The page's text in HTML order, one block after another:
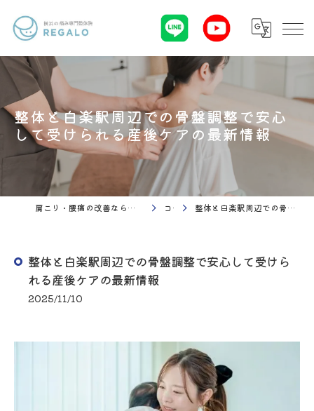
整体と白楽駅周辺での骨盤調整で安心
して受けられる産後ケアの最新情報
肩こり・腰痛の改善なら理学療法 整体院Regalo（横浜市神奈川区白楽駅） コラム 整体と白楽駅周辺での骨盤調整で安心して受けられる産後ケアの最新情報
整体と白楽駅周辺での骨盤調整で安心して受けら
れる産後ケアの最新情報
2025/11/10